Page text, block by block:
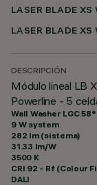
LASER BLADE XS
DESCRIPCIÓN
Módulo lineal LB
Powerline - 5
Wall Washer LGC
9 W system
282 lm (sistema)
31.33 lm/W
3500 K
CRI 92 - Rf (Colour
DALI